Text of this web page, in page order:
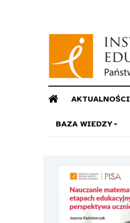
AKTUALNOŚCI
BAZA WIEDZY